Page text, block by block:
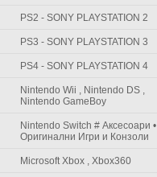
PS2 - SONY PLAYSTATION 2
PS3 - SONY PLAYSTATION 3
PS4 - SONY PLAYSTATION 4
Nintendo Wii , Nintendo DS ,
Nintendo GameBoy
Nintendo Switch # Аксесоари •
Оригинални Игри и Конзоли
Microsoft Xbox , Xbox360